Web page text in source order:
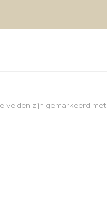
velden zijn gemarkeerd met